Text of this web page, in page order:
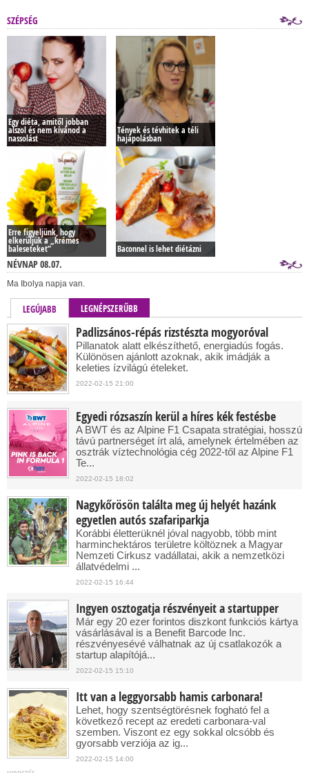
SZÉPSÉG
Egy diéta, amitől jobban
alszol és nem kívánod a
nassolást
Tények és tévhitek a téli
hajápolásban
Erre figyeljünk, hogy
elkerüljük a „krémes
baleseteket” Baconnel is lehet diétázni
NÉVNAP 08.07.
Ma Ibolya napja van.
LEGÚJABB LEGNÉPSZERŰBB
Padlizsános-répás rizstészta mogyoróval
Pillanatok alatt elkészíthető, energiadús fogás.
Különösen ajánlott azoknak, akik imádják a
keleties ízvilágú ételeket.
2022-02-15 21:00
Egyedi rózsaszín kerül a híres kék festésbe
A BWT és az Alpine F1 Csapata stratégiai, hosszú
távú partnerséget írt alá, amelynek értelmében az
osztrák víztechnológia cég 2022-től az Alpine F1
Te...
2022-02-15 18:02
Nagykőrösön találta meg új helyét hazánk
egyetlen autós szafariparkja
Korábbi életterüknél jóval nagyobb, több mint
harminchektáros területre költöznek a Magyar
Nemzeti Cirkusz vadállatai, akik a nemzetközi
állatvédelmi ...
2022-02-15 16:44
Ingyen osztogatja részvényeit a startupper
Már egy 20 ezer forintos diszkont funkciós kártya
vásárlásával is a Benefit Barcode Inc.
részvényesévé válhatnak az új csatlakozók a
startup alapítójá...
2022-02-15 15:10
Itt van a leggyorsabb hamis carbonara!
Lehet, hogy szentségtörésnek fogható fel a
következő recept az eredeti carbonara-val
szemben. Viszont ez egy sokkal olcsóbb és
gyorsabb verziója az ig...
2022-02-15 14:00